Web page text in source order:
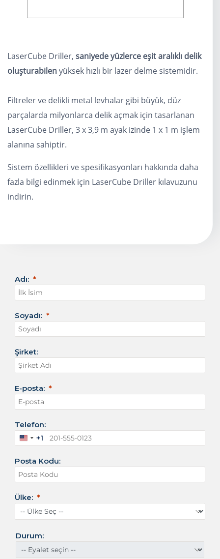
LaserCube Driller, saniyede yüzlerce eşit aralıklı delik
oluşturabilenyüksek hızlı bir lazer delme sistemidir.
Filtreler ve delikli metal levhalar gibi büyük, düz
parçalarda milyonlarca delik açmak için tasarlanan
LaserCube Driller, 3 x 3,9 m ayak izinde 1 x 1 m işlem
alanına sahiptir.
Sistem özellikleri ve spesifikasyonları hakkında daha
fazla bilgi edinmek için LaserCube Driller kılavuzunu
indirin.
Adı:
Soyadı:
Şirket:
E-posta:
Telefon:
A
e
r
i
a
B
r
e
+1
Posta Kodu:
Ülke:
Durum: